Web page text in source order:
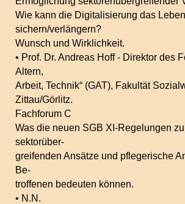
Wie kann die Digitalisierung das
sichern/verlängern?
Wunsch und Wirklichkeit.
• Prof. Dr. Andreas Hoff - Direktor des
Altern,
Arbeit, Technik“ (GAT), Fakultät
Zittau/Görlitz.
Fachforum C
Was die neuen SGB XI-Regelungen
sektorüber-
greifenden Ansätze und pflegerische
Be-
troffenen bedeuten können.
• N.N.